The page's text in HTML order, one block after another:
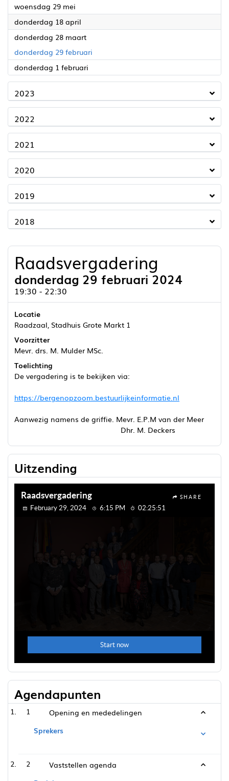
woensdag 29 mei
donderdag 18 april
donderdag 28 maart2024
donderdag 29 februari
donderdag 1 februari
2023
2022
2021
2020
2019
2018
Raadsvergadering
donderdag 29 februari 2024
19:30 - 22:30
Locatie
Raadzaal, Stadhuis Grote Markt 1
Voorzitter
Mevr. drs. M. Mulder MSc.
Toelichting
De vergadering is te bekijken via:
https://bergenopzoom.bestuurlijkeinformatie.nl
Aanwezig namens de griffie. Mevr. E.P.M van der Meer
Dhr. M. Deckers
Uitzending
Agendapunten
1
Opening en mededelingen
Sprekers
2
Vaststellen agenda